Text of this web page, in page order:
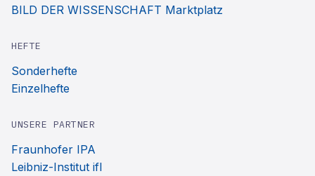
BILD DER WISSENSCHAFT Marktplatz
HEFTE
Sonderhefte
Einzelhefte
UNSERE PARTNER
Fraunhofer IPA
Leibniz-Institut ifl